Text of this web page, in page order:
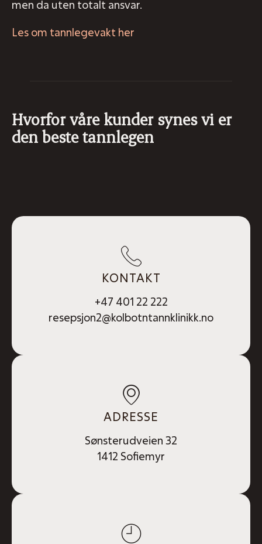
men da uten totalt ansvar.
Les om tannlegevakt her
Hvorfor våre kunder synes vi er
den beste tannlegen
KONTAKT
+47 401 22 222
resepsjon2@kolbotntannklinikk.no
ADRESSE
Sønsterudveien 32
1412 Sofiemyr